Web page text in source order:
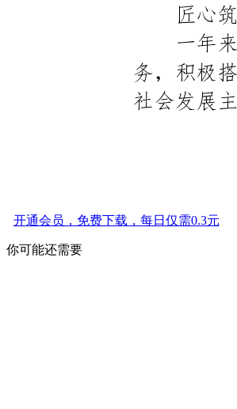
开通会员，免费下载，每日仅需0.3元
你可能还需要